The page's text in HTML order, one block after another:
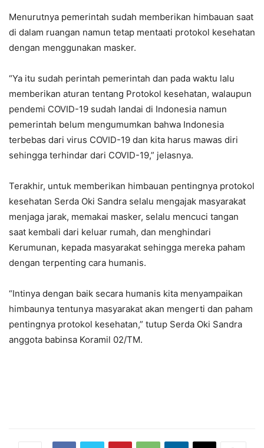
Menurutnya pemerintah sudah memberikan himbauan saat
di dalam ruangan namun tetap mentaati protokol kesehatan
dengan menggunakan masker.
“Ya itu sudah perintah pemerintah dan pada waktu lalu
memberikan aturan tentang Protokol kesehatan, walaupun
pendemi COVID-19 sudah landai di Indonesia namun
pemerintah belum mengumumkan bahwa Indonesia
terbebas dari virus COVID-19 dan kita harus mawas diri
sehingga terhindar dari COVID-19,” jelasnya.
Terakhir, untuk memberikan himbauan pentingnya protokol
kesehatan Serda Oki Sandra selalu mengajak masyarakat
menjaga jarak, memakai masker, selalu mencuci tangan
saat kembali dari keluar rumah, dan menghindari
Kerumunan, kepada masyarakat sehingga mereka paham
dengan terpenting cara humanis.
“Intinya dengan baik secara humanis kita menyampaikan
himbaunya tentunya masyarakat akan mengerti dan paham
pentingnya protokol kesehatan,” tutup Serda Oki Sandra
anggota babinsa Koramil 02/TM.